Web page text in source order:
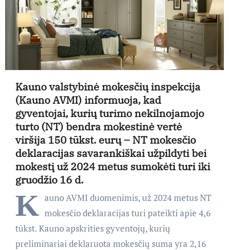
Kauno valstybinė mokesčių inspekcija
(Kauno AVMI) informuoja, kad
gyventojai, kurių turimo nekilnojamojo
turto (NT) bendra mokestinė vertė
viršija 150 tūkst. eurų – NT mokesčio
deklaracijas savarankiškai užpildyti bei
mokestį už 2024 metus sumokėti turi iki
gruodžio 16 d.
K auno AVMI duomenimis, už 2024 metus NT
mokesčio deklaracijas turi pateikti apie 4,6
tūkst. Kauno apskrities gyventojų, kurių
preliminariai deklaruota mokesčių suma yra 2,16